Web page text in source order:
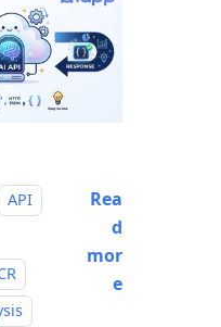
API
Rea
d
mor
e